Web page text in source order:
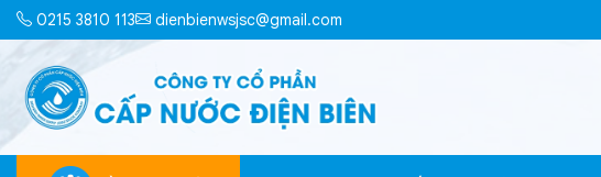
0215 3810 113 dienbienwsjsc@gmail.com